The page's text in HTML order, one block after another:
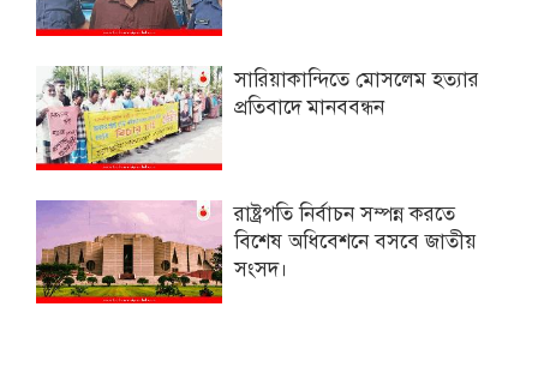
সারিয়াকান্দিতে মোসলেম হত্যার
প্রতিবাদে মানববন্ধন
রাষ্ট্রপতি নির্বাচন সম্পন্ন করতে
বিশেষ অধিবেশনে বসবে জাতীয়
সংসদ।